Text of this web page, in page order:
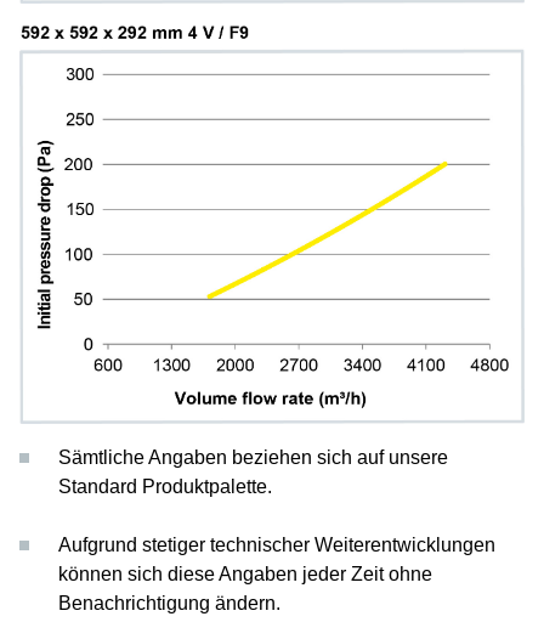
Sämtliche Angaben beziehen sich auf unsere
Standard Produktpalette.
Aufgrund stetiger technischer Weiterentwicklungen
können sich diese Angaben jeder Zeit ohne
Benachrichtigung ändern.